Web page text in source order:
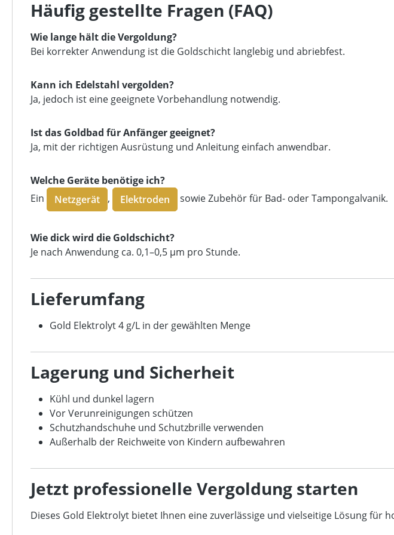
Häufig gestellte Fragen (FAQ)
Wie lange hält die Vergoldung?
Bei korrekter Anwendung ist die Goldschicht langlebig und abriebfest.
Kann ich Edelstahl vergolden?
Ja, jedoch ist eine geeignete Vorbehandlung notwendig.
Ist das Goldbad für Anfänger geeignet?
Ja, mit der richtigen Ausrüstung und Anleitung einfach anwendbar.
Welche Geräte benötige ich?
Ein
Netzgerät , Elektroden sowie Zubehör für Bad- oder Tampongalvanik.
Wie dick wird die Goldschicht?
Je nach Anwendung ca. 0,1–0,5 μm pro Stunde.
Lieferumfang
Gold Elektrolyt 4 g/L in der gewählten Menge
Lagerung und Sicherheit
Kühl und dunkel lagern
Vor Verunreinigungen schützen
Schutzhandschuhe und Schutzbrille verwenden
Außerhalb der Reichweite von Kindern aufbewahren
Jetzt professionelle Vergoldung starten
Dieses Gold Elektrolyt bietet Ihnen eine zuverlässige und vielseitige Lösung